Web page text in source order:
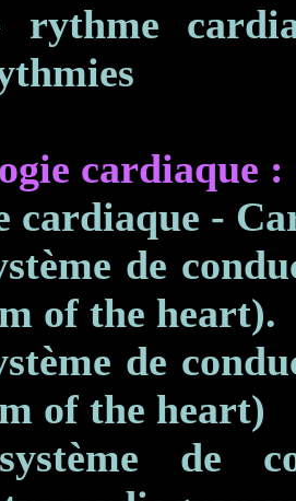
rythme
cardiaque :
cardiaque -
de
of the heart).
de
of the heart)
de